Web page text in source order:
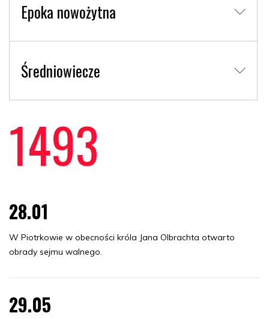
1493
28.01
W Piotrkowie w obecności króla Jana Olbrachta otwarto
obrady sejmu walnego.
29.05
Epoka nowożytna
Średniowiecze